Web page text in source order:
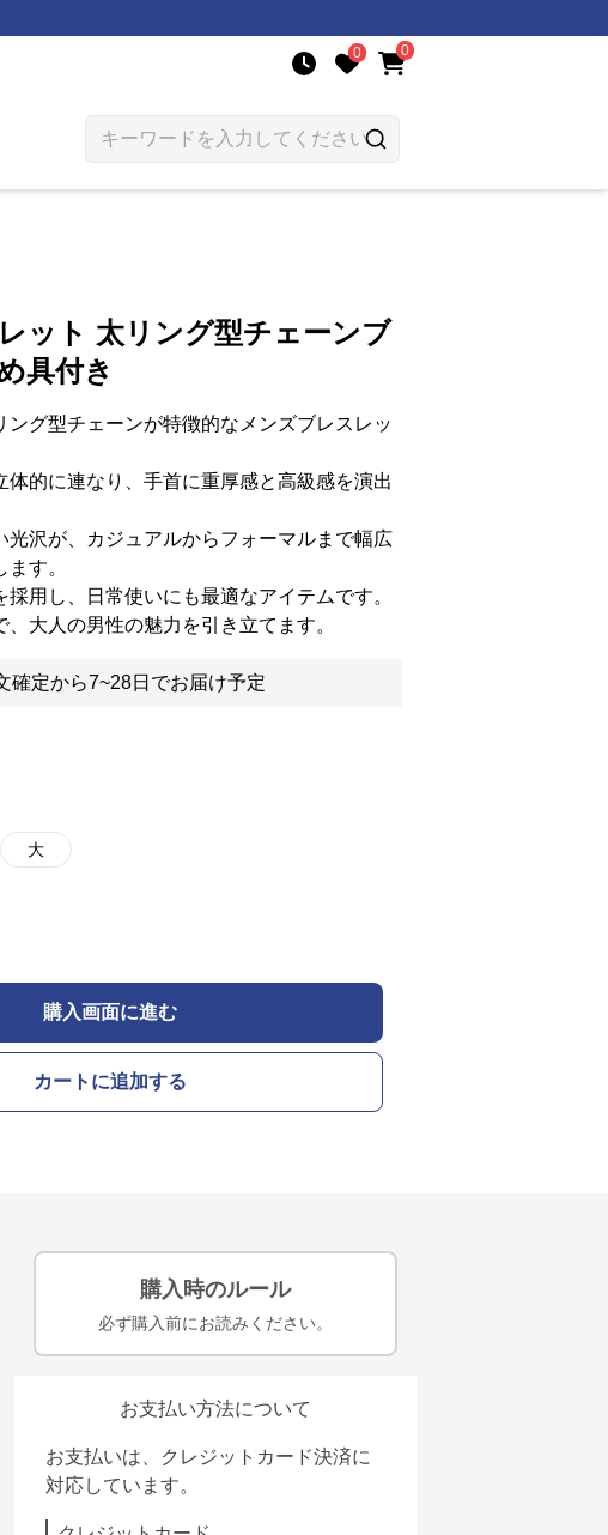
0 0
ット 太リング型チェーンブ
具付き
ング型チェーンが特徴的なメンズブレスレッ
体的に連なり、手首に重厚感と高級感を演出
光沢が、カジュアルからフォーマルまで幅広
す。
用し、日常使いにも最適なアイテムです。
大人の男性の魅力を引き立てます。
確定から7~28日でお届け予定
大
購入画面に進む
カートに追加する
購入時のルール
必ず購入前にお読みください。
お支払い方法について
お支払いは、クレジットカード決済に
対応しています。